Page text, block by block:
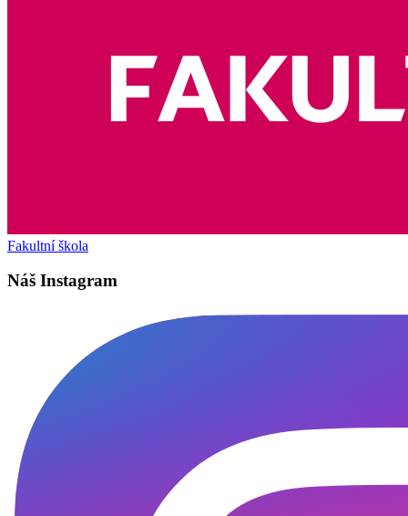
Fakultní škola
Náš Instagram